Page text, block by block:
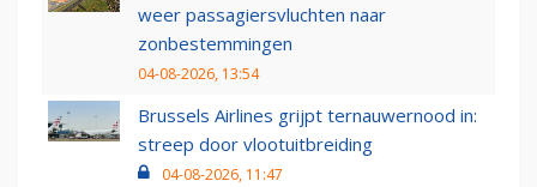
weer passagiersvluchten naar
zonbestemmingen
04-08-2026, 13:54
Brussels Airlines grijpt ternauwernood in:
streep door vlootuitbreiding
04-08-2026, 11:47